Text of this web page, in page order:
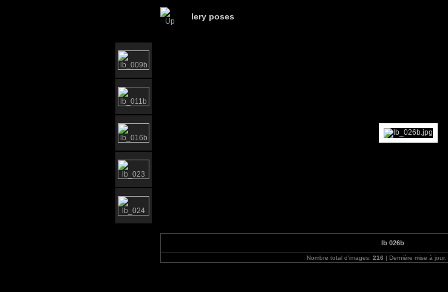
lery poses
lb 026b
Nombre total d'images: 216 | Dernière mise à jour: